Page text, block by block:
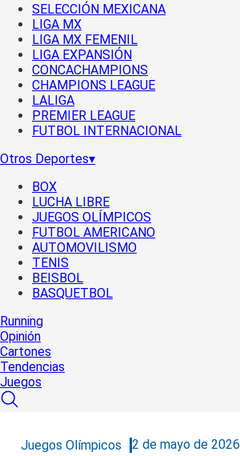
SELECCIÓN MEXICANA
LIGA MX
LIGA MX FEMENIL
LIGA EXPANSIÓN
CONCACHAMPIONS
CHAMPIONS LEAGUE
LALIGA
PREMIER LEAGUE
FUTBOL INTERNACIONAL
Otros Deportes▾
BOX
LUCHA LIBRE
JUEGOS OLÍMPICOS
FUTBOL AMERICANO
AUTOMOVILISMO
TENIS
BEISBOL
BASQUETBOL
Running
Opinión
Cartones
Tendencias
Juegos
Juegos Olímpicos 2 de mayo de 2026